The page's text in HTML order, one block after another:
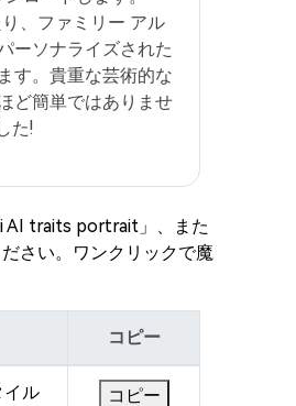
、ファミリー アル
ーソナライズされた
す。貴重な芸術的な
ど簡単ではありませ
た!
AI traits portrait」、また
さい。ワンクリックで魔
コピー
イル
コピー